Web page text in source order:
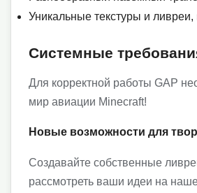
Уникальные текстуры и
Системные
Для корректной работы GAP
мир авиации Minecraft!
Новые возможности для
Создавайте собственные
рассмотреть ваши идеи на